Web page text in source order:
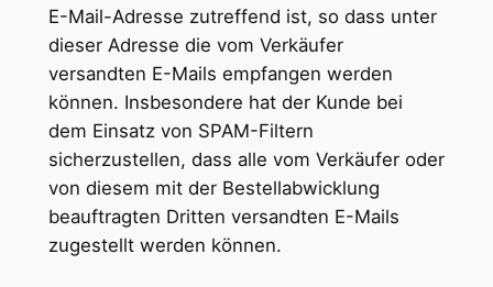
E-Mail-Adresse zutreffend ist, so dass unter
dieser Adresse die vom Verkäufer
versandten E-Mails empfangen werden
können. Insbesondere hat der Kunde bei
dem Einsatz von SPAM-Filtern
sicherzustellen, dass alle vom Verkäufer oder
von diesem mit der Bestellabwicklung
beauftragten Dritten versandten E-Mails
zugestellt werden können.